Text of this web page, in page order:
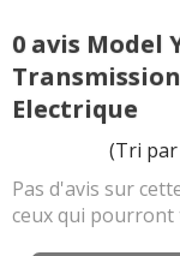
0 avis Model
Electrique
(Tri
Pas d'avis sur
ceux qui pourront